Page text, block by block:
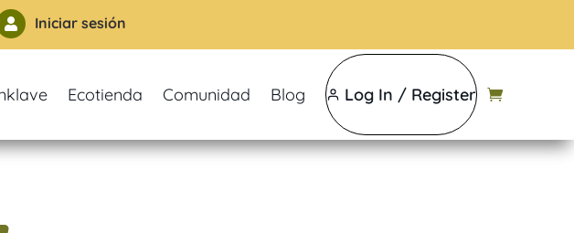
 Iniciar sesión
Ecotienda Comunidad Blog Log In / Register